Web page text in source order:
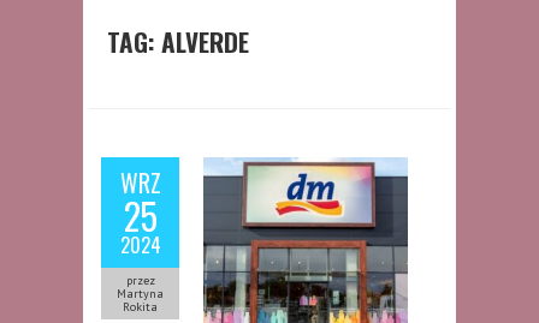
TAG:ALVERDE
WRZ
25
2024
przez
Martyna
Rokita